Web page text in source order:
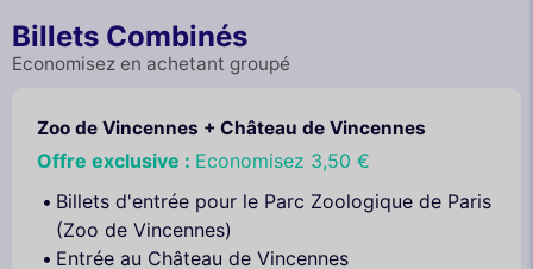
Billets Combinés
Economisez en achetant groupé
Zoo de Vincennes + Château de Vincennes
Offre exclusive : Economisez 3,50 €
Billets d'entrée pour le Parc Zoologique de Paris
(Zoo de Vincennes)
Entrée au Château de Vincennes